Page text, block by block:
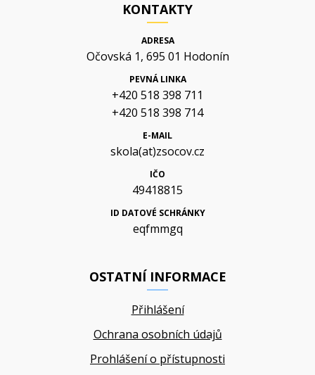
KONTAKTY
ADRESA
Očovská 1, 695 01 Hodonín
PEVNÁ LINKA
+420 518 398 711
+420 518 398 714
E-MAIL
skola(at)zsocov.cz
IČO
49418815
ID DATOVÉ SCHRÁNKY
eqfmmgq
OSTATNÍ INFORMACE
Přihlášení
Ochrana osobních údajů
Prohlášení o přístupnosti